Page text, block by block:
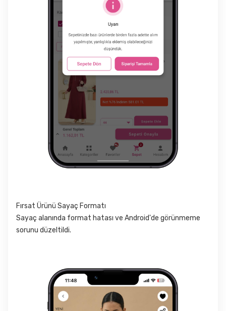
Fırsat Ürünü Sayaç Formatı
Sayaç alanında format hatası ve Android'de görünmeme
sorunu düzeltildi.